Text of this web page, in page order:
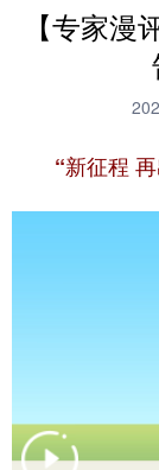
【专家
“新征程